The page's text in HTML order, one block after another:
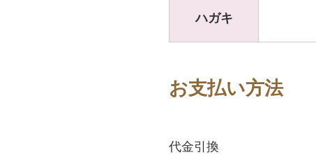
ハガキ
お支払い方法
代金引換